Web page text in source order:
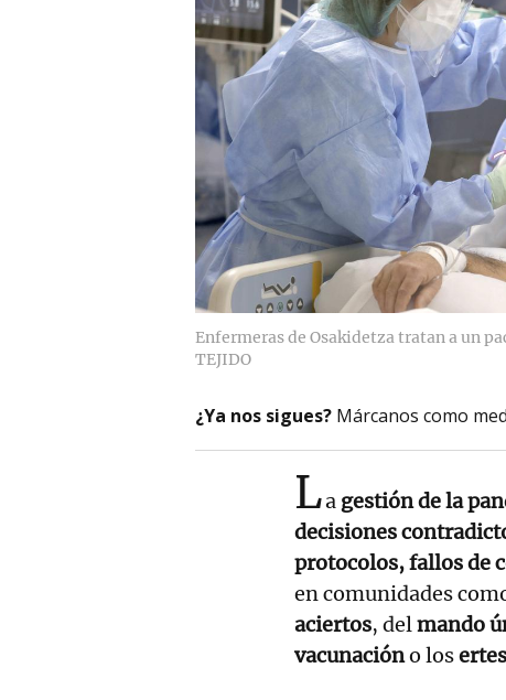
Enfermeras de Osakidetza tratan a un
TEJIDO
¿Ya nos sigues? Márcanos como
La gestión de la
decisiones
protocolos, fallos de
en comunidades
aciertos, delmando
vacunacióno losertes